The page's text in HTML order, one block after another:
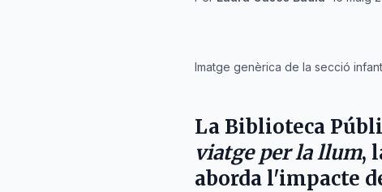
Imatge genèrica de la secció
La Biblioteca
viatge per la llum,
aborda l'impacte